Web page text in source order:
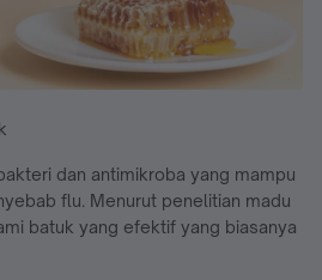
dan antimikroba yang mampu
flu. Menurut penelitian madu
batuk yang efektif yang biasanya